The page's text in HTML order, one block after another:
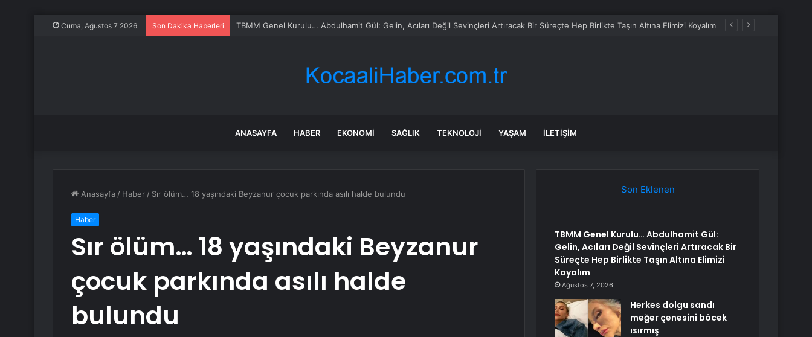
Cuma, Ağustos 7 2026 Son Dakika Haberleri TBMM Genel Kurulu… Abdulhamit Gül: Gelin, Acıları Değil Sevinçleri Artıracak Bir Süreçte Hep Birlikte Taşın Altına Elimizi Koyalım
ANASAYFA HABER EKONOMI SAĞLIK TEKNOLOJI YAŞAM İLETIŞIM
Anasayfa / Haber / Sır ölüm… 18 yaşındaki Beyzanur çocuk parkında asılı halde bulundu
Haber
Sır ölüm… 18 yaşındaki Beyzanur
çocuk parkında asılı halde
bulundu
Son Eklenen
TBMM Genel Kurulu… Abdulhamit Gül:
Gelin, Acıları Değil Sevinçleri Artıracak Bir
Süreçte Hep Birlikte Taşın Altına Elimizi
Koyalım
Ağustos 7, 2026
Herkes dolgu sandı
meğer çenesini böcek
ısırmış